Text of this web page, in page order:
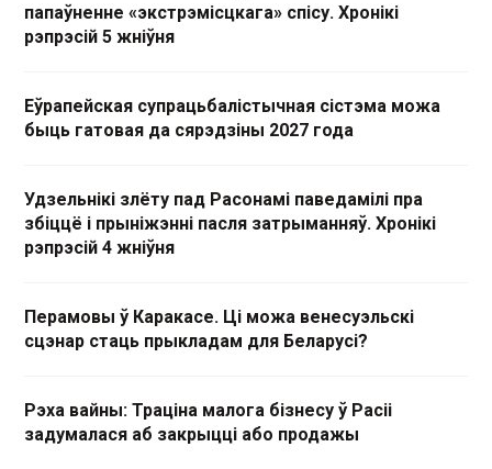
папаўненне «экстрэмісцкага» спісу. Хронікі
рэпрэсій 5 жніўня
Еўрапейская супрацьбалістычная сістэма можа
быць гатовая да сярэдзіны 2027 года
Удзельнікі злёту пад Расонамі паведамілі пра
збіццё і прыніжэнні пасля затрыманняў. Хронікі
рэпрэсій 4 жніўня
Перамовы ў Каракасе. Ці можа венесуэльскі
сцэнар стаць прыкладам для Беларусі?
Рэха вайны: Траціна малога бізнесу ў Расіі
задумалася аб закрыцці або продажы